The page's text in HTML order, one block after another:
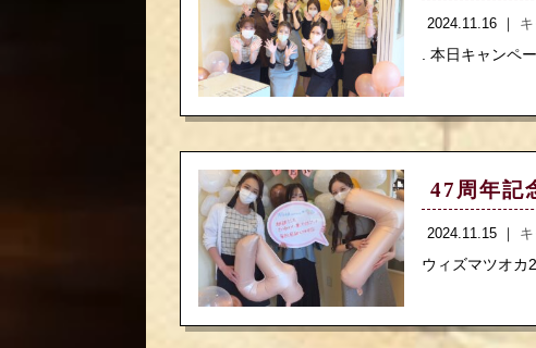
2024.11.16 ｜
. 本日キャンペ
47周年記
2024.11.15 ｜
ウィズマツオカ